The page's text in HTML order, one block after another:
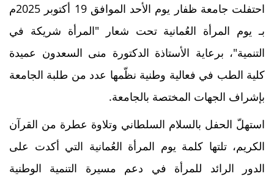
احتفلت جامعة ظفار يوم الأحد الموافق 19 أكتوبر 2025م
بـ يوم المرأة العُمانية تحت شعار "المرأة شريكة في
التنمية"، برعاية الأستاذة الدكتورة منى السعدون عميدة
كلية الطب في فعالية وطنية نظّمها عدد من طلبة الجامعة
بإشراف الجهات المختصة بالجامعة.
استهلّ الحفل بالسلام السلطاني وتلاوة عطرة من القرآن
الكريم، تلتها كلمة يوم المرأة العُمانية التي أكدت على
الدور الرائد للمرأة في دعم مسيرة التنمية الوطنية